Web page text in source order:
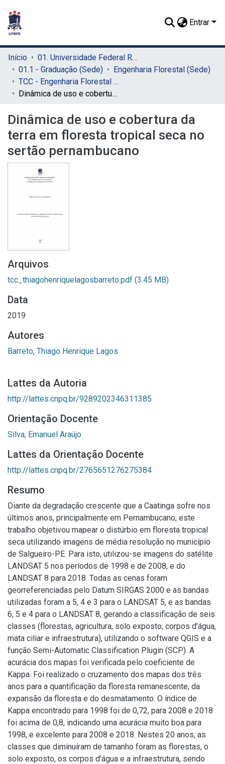
Entrar
Início
01. Universidade Federal Rural de Pernambuco - UFRPE (Sede)
01.1 - Graduação (Sede)
Engenharia Florestal (Sede)
TCC - Engenharia Florestal (Sede)
Dinâmica de uso e cobertura da terra em floresta tropical seca no sertão pernambucano
Dinâmica de uso e cobertura da
terra em floresta tropical seca no
sertão pernambucano
Arquivos
tcc_thiagohenriquelagosbarreto.pdf (3.45 MB)
Data
2019
Autores
Barreto, Thiago Henrique Lagos
Lattes da Autoria
http://lattes.cnpq.br/9289202346311385
Orientação Docente
Silva, Emanuel Araújo
Lattes da Orientação Docente
http://lattes.cnpq.br/2765651276275384
Resumo
Diante da degradação crescente que a Caatinga sofre nos
últimos anos, principalmente em Pernambucano, este
trabalho objetivou mapear o distúrbio em floresta tropical
seca utilizando imagens de média resolução no município
de Salgueiro-PE. Para isto, utilizou-se imagens do satélite
LANDSAT 5 nos períodos de 1998 e de 2008, e do
LANDSAT 8 para 2018. Todas as cenas foram
georreferenciadas pelo Datum SIRGAS 2000 e as bandas
utilizadas foram a 5, 4 e 3 para o LANDSAT 5, e as bandas
6, 5 e 4 para o LANDSAT 8, gerando a classificação de seis
classes (florestas, agricultura, solo exposto, corpos d’água,
mata ciliar e infraestrutura), utilizando o software QGIS e a
função Semi-Automatic Classification Plugin (SCP). A
acurácia dos mapas foi verificada pelo coeficiente de
Kappa. Foi realizado o cruzamento dos mapas dos três
anos para a quantificação da floresta remanescente, da
expansão da floresta e do desmatamento. O índice de
Kappa encontrado para 1998 foi de 0,72, para 2008 e 2018
foi acima de 0,8, indicando uma acurácia muito boa para
1998, e excelente para 2008 e 2018. Nestes 20 anos, as
classes que diminuíram de tamanho foram as florestas, o
solo exposto, os corpos d’água e a infraestrutura, sendo